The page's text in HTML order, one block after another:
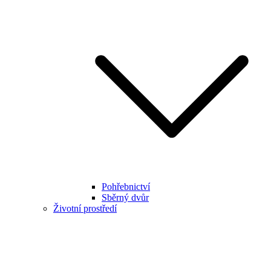
Pohřebnictví
Sběrný dvůr
Životní prostředí